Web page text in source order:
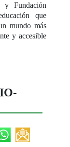
y Fundación
que
mundo más
y accesible